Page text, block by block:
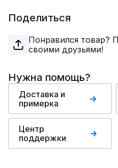
Поделиться
Понравился товар?
своими друзьями!
Нужна помощь?
Доставка и
примерка
Центр
поддержки